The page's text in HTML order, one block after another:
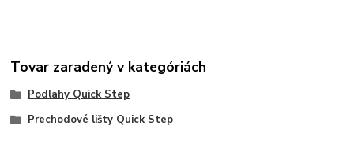
Tovar zaradený v kategóriách
Podlahy Quick Step
Prechodové lišty Quick Step